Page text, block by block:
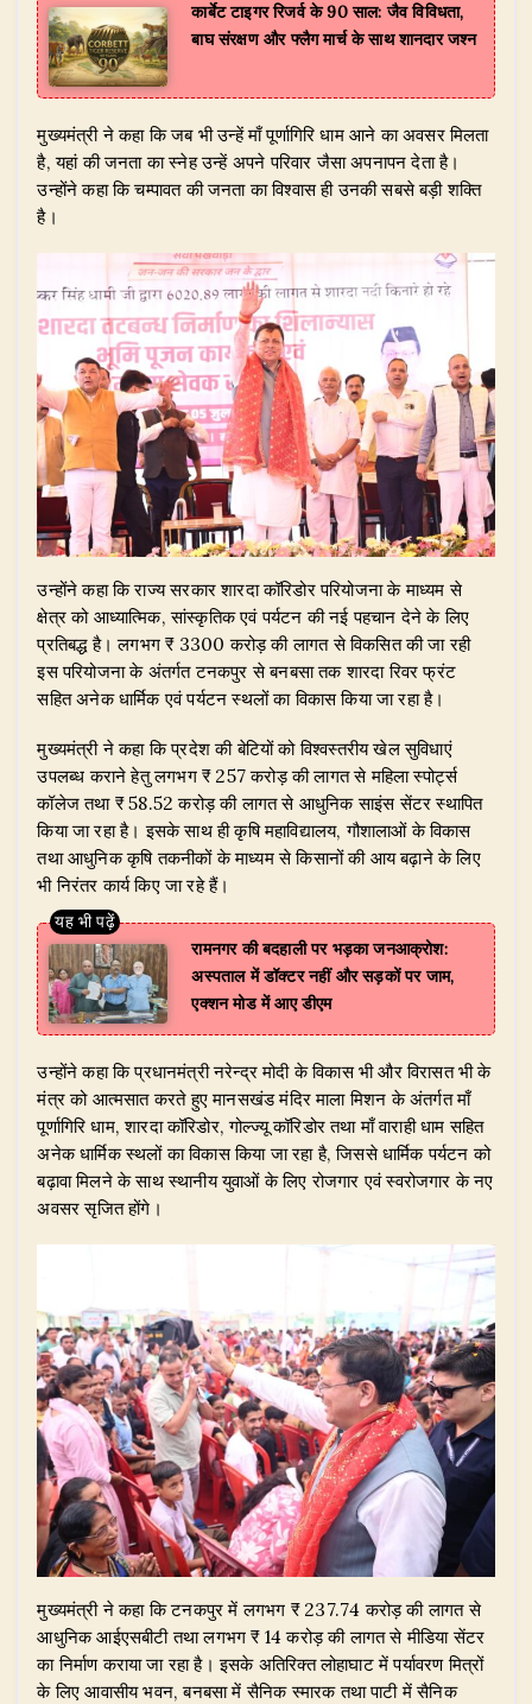
कार्बेट टाइगर रिजर्व के 90 साल: जैव विविधता,
बाघ संरक्षण और फ्लैग मार्च के साथ शानदार जश्न
​मुख्यमंत्री ने कहा कि जब भी उन्हें माँ पूर्णागिरि धाम आने का अवसर मिलता
है, यहां की जनता का स्नेह उन्हें अपने परिवार जैसा अपनापन देता है।
उन्होंने कहा कि चम्पावत की जनता का विश्वास ही उनकी सबसे बड़ी शक्ति
है।
​उन्होंने कहा कि राज्य सरकार शारदा कॉरिडोर परियोजना के माध्यम से
क्षेत्र को आध्यात्मिक, सांस्कृतिक एवं पर्यटन की नई पहचान देने के लिए
प्रतिबद्ध है। लगभग ₹ 3300 करोड़ की लागत से विकसित की जा रही
इस परियोजना के अंतर्गत टनकपुर से बनबसा तक शारदा रिवर फ्रंट
सहित अनेक धार्मिक एवं पर्यटन स्थलों का विकास किया जा रहा है।
​मुख्यमंत्री ने कहा कि प्रदेश की बेटियों को विश्वस्तरीय खेल सुविधाएं
उपलब्ध कराने हेतु लगभग ₹ 257 करोड़ की लागत से महिला स्पोर्ट्स
कॉलेज तथा ₹ 58.52 करोड़ की लागत से आधुनिक साइंस सेंटर स्थापित
किया जा रहा है। इसके साथ ही कृषि महाविद्यालय, गौशालाओं के विकास
तथा आधुनिक कृषि तकनीकों के माध्यम से किसानों की आय बढ़ाने के लिए
भी निरंतर कार्य किए जा रहे हैं।
रामनगर की बदहाली पर भड़का जनआक्रोश:
अस्पताल में डॉक्टर नहीं और सड़कों पर जाम,
एक्शन मोड में आए डीएम
​उन्होंने कहा कि प्रधानमंत्री नरेन्द्र मोदी के विकास भी और विरासत भी के
मंत्र को आत्मसात करते हुए मानसखंड मंदिर माला मिशन के अंतर्गत माँ
पूर्णागिरि धाम, शारदा कॉरिडोर, गोल्ज्यू कॉरिडोर तथा माँ वाराही धाम सहित
अनेक धार्मिक स्थलों का विकास किया जा रहा है, जिससे धार्मिक पर्यटन को
बढ़ावा मिलने के साथ स्थानीय युवाओं के लिए रोजगार एवं स्वरोजगार के नए
अवसर सृजित होंगे।
​मुख्यमंत्री ने कहा कि टनकपुर में लगभग ₹ 237.74 करोड़ की लागत से
आधुनिक आईएसबीटी तथा लगभग ₹ 14 करोड़ की लागत से मीडिया सेंटर
का निर्माण कराया जा रहा है। इसके अतिरिक्त लोहाघाट में पर्यावरण मित्रों
के लिए आवासीय भवन, बनबसा में सैनिक स्मारक तथा पाटी में सैनिक